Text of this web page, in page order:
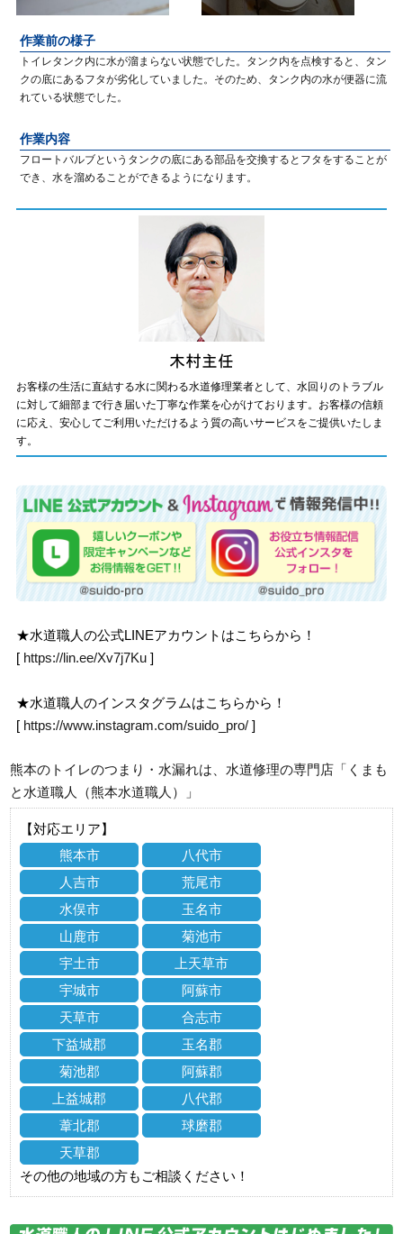
作業前の様子
トイレタンク内に水が溜まらない状態でした。タンク内を点検すると、タン
クの底にあるフタが劣化していました。そのため、タンク内の水が便器に流
れている状態でした。
作業内容
フロートバルブというタンクの底にある部品を交換するとフタをすることが
でき、水を溜めることができるようになります。
お客様の生活に直結する水に関わる水道修理業者として、水回りのトラブル
に対して細部まで行き届いた丁寧な作業を心がけております。お客様の信頼
に応え、安心してご利用いただけるよう質の高いサービスをご提供いたしま
す。
★水道職人の公式LINEアカウントはこちらから！
[ https://lin.ee/Xv7j7Ku ]
★水道職人のインスタグラムはこちらから！
[ https://www.instagram.com/suido_pro/ ]
熊本のトイレのつまり・水漏れは、水道修理の専門店「くまも
と水道職人（熊本水道職人）」
【対応エリア】
熊本市
八代市
人吉市
荒尾市
水俣市
玉名市
山鹿市
菊池市
宇土市
上天草市
宇城市
阿蘇市
天草市
合志市
下益城郡
玉名郡
菊池郡
阿蘇郡
上益城郡
八代郡
葦北郡
球磨郡
天草郡
その他の地域の方もご相談ください！